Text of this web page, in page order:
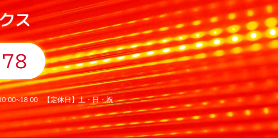
【定休日】土・日・祝